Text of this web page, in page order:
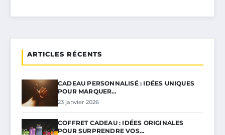
ARTICLES RÉCENTS
CADEAU PERSONNALISÉ : IDÉES UNIQUES
POUR MARQUER…
23 janvier 2026
COFFRET CADEAU : IDÉES ORIGINALES
POUR SURPRENDRE VOS…